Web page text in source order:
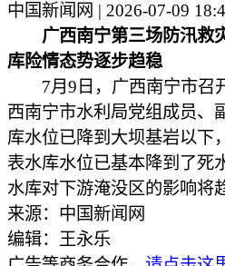
中国新闻网 | 2026-07-09
广西南宁第三场防汛救
库险情态势逐步趋稳
7月9日，广西南宁市召
西南宁市水利局党组成员、
库水位已降到大坝基岩以下
表水库水位已基本降到了死
水库对下游淹没区的影响将
来源：中国新闻网
编辑：王永乐